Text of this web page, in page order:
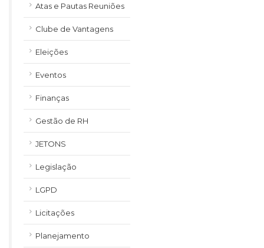
Atas e Pautas Reuniões
Clube de Vantagens
Eleições
Eventos
Finanças
Gestão de RH
JETONS
Legislação
LGPD
Licitações
Planejamento